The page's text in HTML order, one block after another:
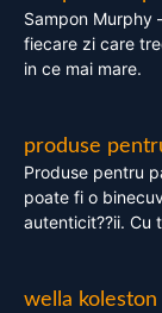
Sampon Murphy
fiecare zi care
in ce mai mare.
produse
Produse pentru
poate fi o
autenticit??ii. Cu
wella koleston